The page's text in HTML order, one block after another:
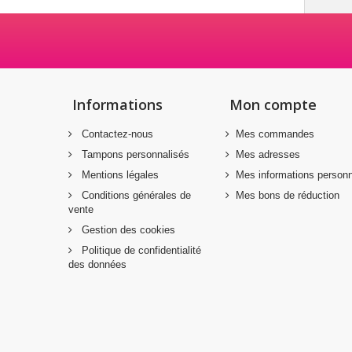
Informations
Contactez-nous
Tampons personnalisés
Mentions légales
Conditions générales de
vente
Gestion des cookies
Politique de confidentialité
des données
Mon compte
Mes commandes
Mes adresses
Mes informations
Mes bons de réduction